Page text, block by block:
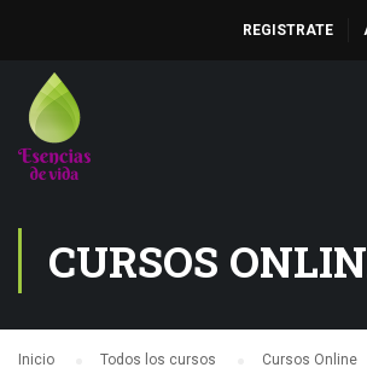
REGISTRATE
CURSOS
Inicio Todos los cursos
Cursos Online